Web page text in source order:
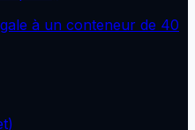
à un conteneur de 40